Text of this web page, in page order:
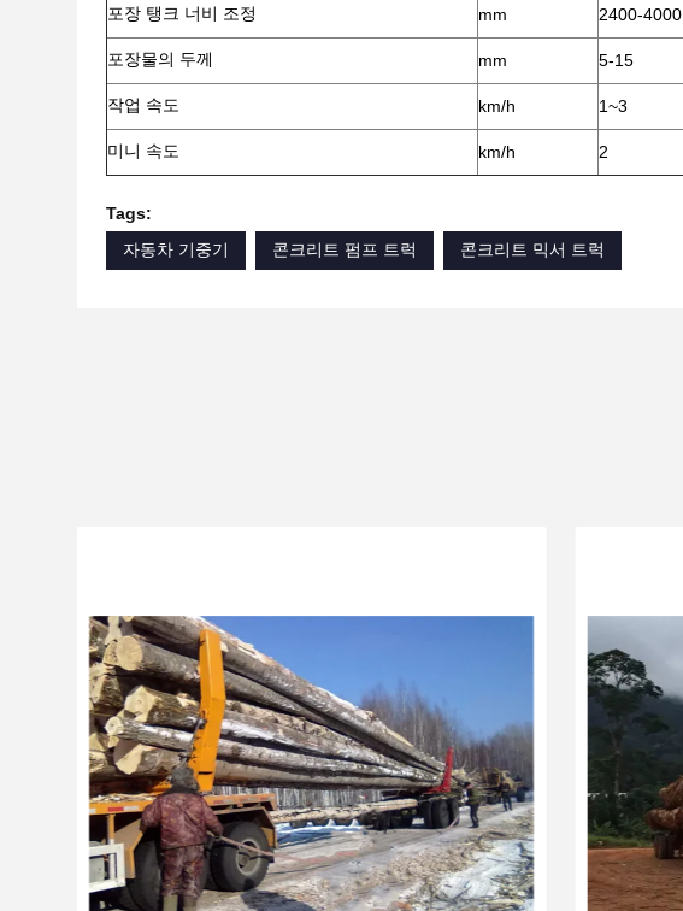
포장 탱크 너비 조정 mm 2400-4000
포장물의 두께 mm 5-15
작업 속도 km/h 1~3
미니 속도 km/h 2
Tags:
자동차 기중기
콘크리트 펌프 트럭 콘크리트 믹서 트럭